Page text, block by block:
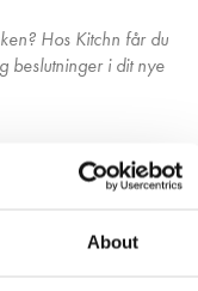
About
Hos Kitchn får du
beslutninger i dit nye